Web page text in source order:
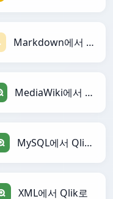
Markdown에서 Textile로
MediaWiki에서 Qlik로
MySQL에서 Qlik로
XML에서 Qlik로